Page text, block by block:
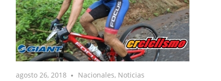
agosto 26, 2018 Nacionales, Noticias